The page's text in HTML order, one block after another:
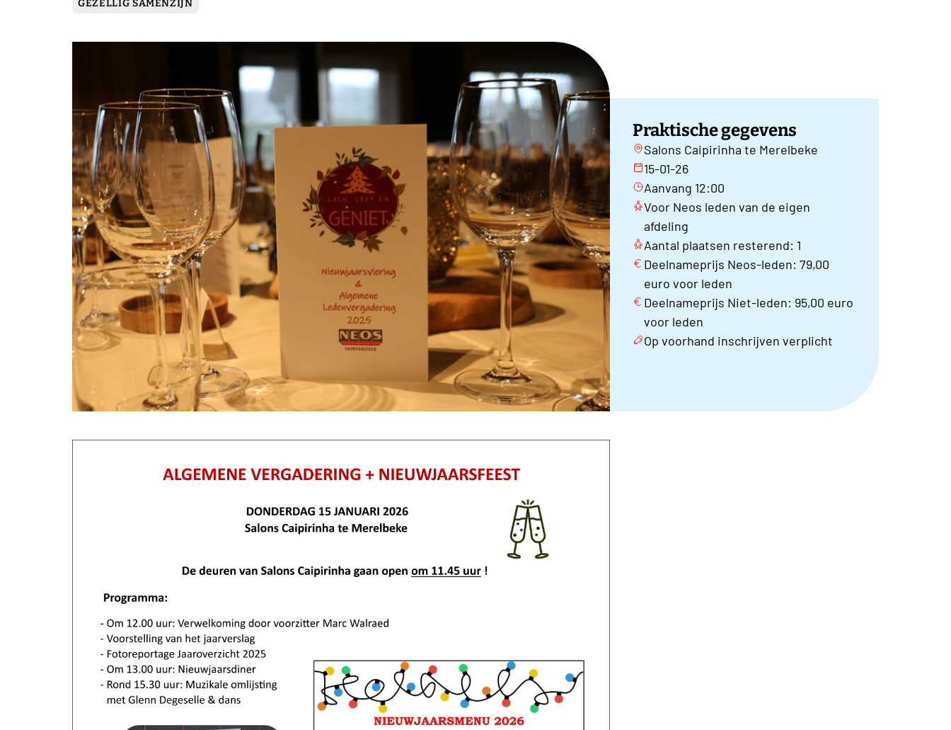
GEZELLIG SAMENZIJN
Praktische gegevens
Salons Caipirinha te Merelbeke
15-01-26
Aanvang 12:00
Voor Neos leden van de eigen
afdeling
Aantal plaatsen resterend: 1
Deelnameprijs Neos-leden: 79,00
euro voor leden
Deelnameprijs Niet-leden: 95,00 euro
voor leden
Op voorhand inschrijven verplicht